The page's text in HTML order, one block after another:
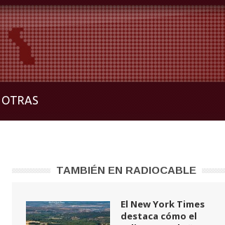
OTRAS
TAMBIÉN EN RADIOCABLE
El New York Times
destaca cómo el